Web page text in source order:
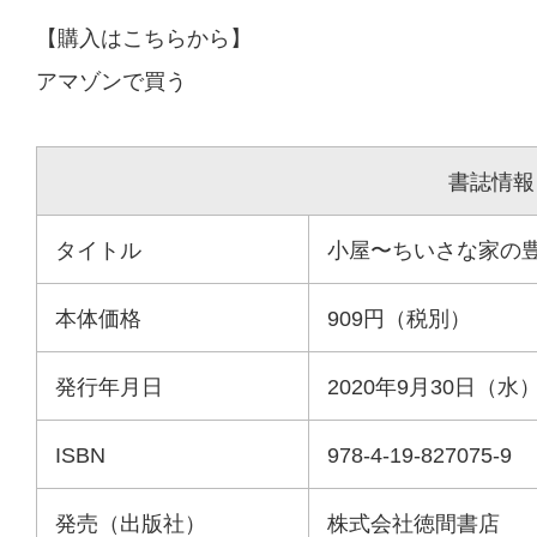
【購入はこちらから】
アマゾンで買う
書誌情報
タイトル 小屋〜ちいさな家の
本体価格 909円（税別）
発行年月日 2020年9月30日（水
ISBN 978-4-19-827075-9
発売（出版社） 株式会社徳間書店